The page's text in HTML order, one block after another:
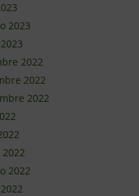
2023
2022
2022
2022
2022